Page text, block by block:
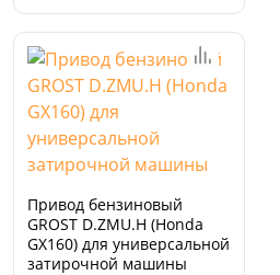
Привод бензиновый
GROST D.ZMU.H (Honda
GX160) для универсальной
затирочной машины